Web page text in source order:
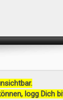
logg Dich